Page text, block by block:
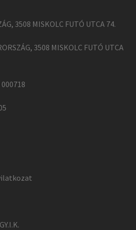
3508 MISKOLC FUTÓ UTCA 74.
3508 MISKOLC FUTÓ UTCA
000718